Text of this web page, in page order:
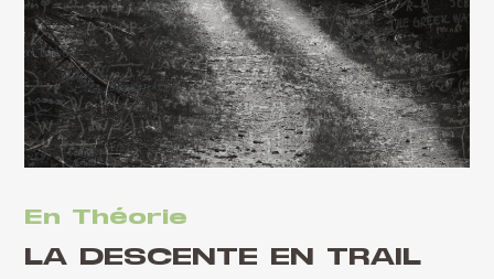
En Théorie
LA DESCENTE EN TRAIL